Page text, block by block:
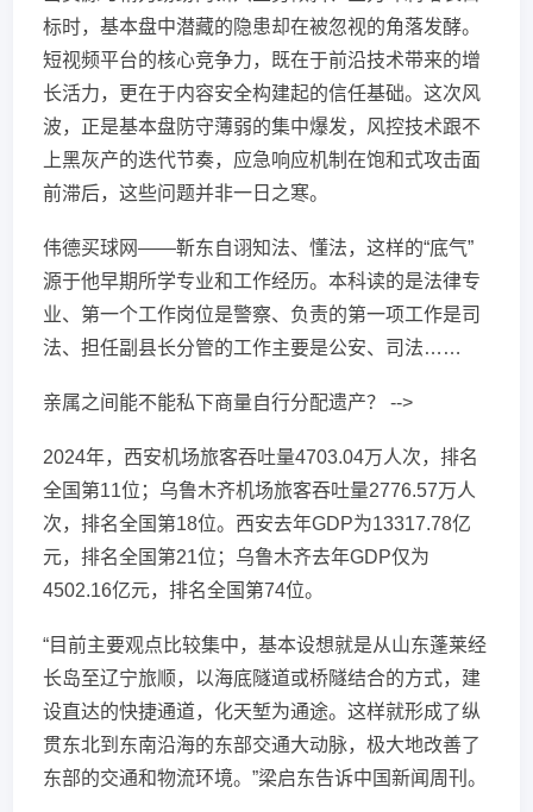
标时，基本盘中潜藏的隐患却在被忽视的角落发酵。
短视频平台的核心竞争力，既在于前沿技术带来的增
长活力，更在于内容安全构建起的信任基础。这次风
波，正是基本盘防守薄弱的集中爆发，风控技术跟不
上黑灰产的迭代节奏，应急响应机制在饱和式攻击面
前滞后，这些问题并非一日之寒。
伟德买球网——靳东自诩知法、懂法，这样的“底气”
源于他早期所学专业和工作经历。本科读的是法律专
业、第一个工作岗位是警察、负责的第一项工作是司
法、担任副县长分管的工作主要是公安、司法……
亲属之间能不能私下商量自行分配遗产？ -->
2024年，西安机场旅客吞吐量4703.04万人次，排名
全国第11位；乌鲁木齐机场旅客吞吐量2776.57万人
次，排名全国第18位。西安去年GDP为13317.78亿
元，排名全国第21位；乌鲁木齐去年GDP仅为
4502.16亿元，排名全国第74位。
“目前主要观点比较集中，基本设想就是从山东蓬莱经
长岛至辽宁旅顺，以海底隧道或桥隧结合的方式，建
设直达的快捷通道，化天堑为通途。这样就形成了纵
贯东北到东南沿海的东部交通大动脉，极大地改善了
东部的交通和物流环境。”梁启东告诉中国新闻周刊。